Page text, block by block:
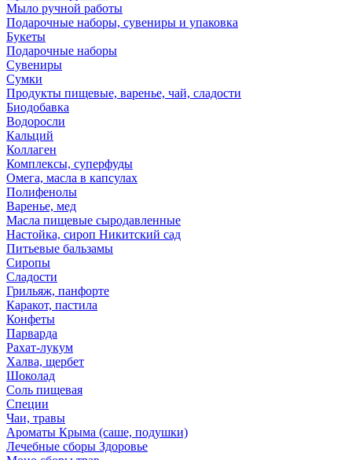
Мыло ручной работы
Подарочные наборы, сувениры и упаковка
Букеты
Подарочные наборы
Сувениры
Сумки
Продукты пищевые, варенье, чай, сладости
Биодобавка
Водоросли
Кальций
Коллаген
Комплексы, суперфуды
Омега, масла в капсулах
Полифенолы
Варенье, мед
Масла пищевые сыродавленные
Настойка, сироп Никитский сад
Питьевые бальзамы
Сиропы
Сладости
Грильяж, панфорте
Каракот, пастила
Конфеты
Парварда
Рахат-лукум
Халва, щербет
Шоколад
Соль пищевая
Специи
Чаи, травы
Ароматы Крыма (саше, подушки)
Лечебные сборы Здоровье